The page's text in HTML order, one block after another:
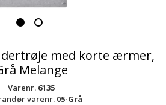
med korte ærmer,
Melange
Varenr. 6135
varenr. 05-Grå